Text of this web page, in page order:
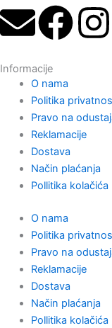
E
n
v
e
l
o
p
e
F
c
e
b
o
o
k
I
s
t
a
r
a
Informacije
O nama
Politika
Pravo na
Reklamacije
Dostava
Način plaćanja
Pollitika kolačića
O nama
Politika
Pravo na
Reklamacije
Dostava
Način plaćanja
Pollitika kolačića